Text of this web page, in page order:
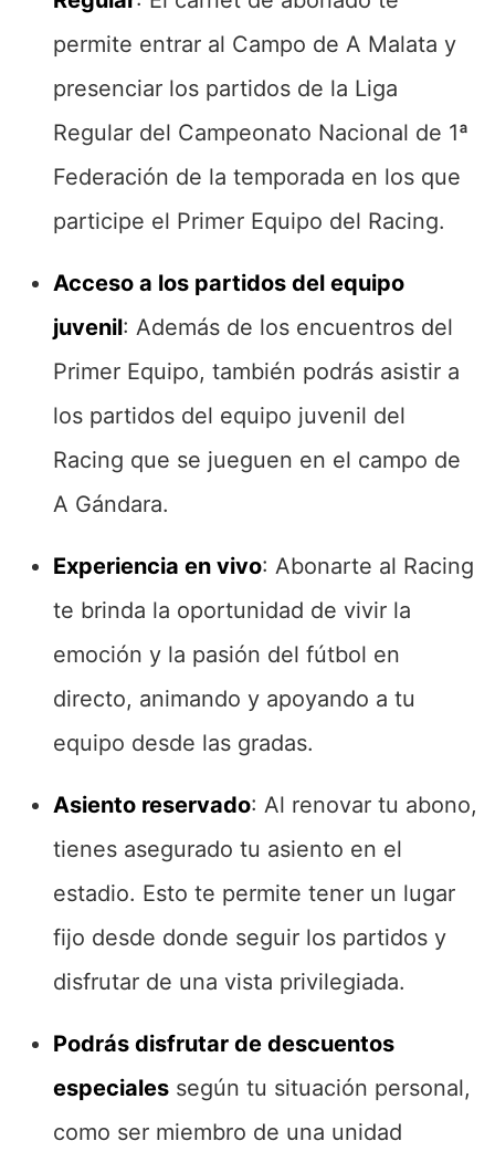
permite entrar al Campo de A Malata y
presenciar los partidos de la Liga
Regular del Campeonato Nacional de 1ª
Federación de la temporada en los que
participe el Primer Equipo del Racing.
Acceso a los partidos del equipo
juvenil: Además de los encuentros del
Primer Equipo, también podrás asistir a
los partidos del equipo juvenil del
Racing que se jueguen en el campo de
A Gándara.
Experiencia en vivo: Abonarte al Racing
te brinda la oportunidad de vivir la
emoción y la pasión del fútbol en
directo, animando y apoyando a tu
equipo desde las gradas.
Asiento reservado: Al renovar tu abono,
tienes asegurado tu asiento en el
estadio. Esto te permite tener un lugar
fijo desde donde seguir los partidos y
disfrutar de una vista privilegiada.
Podrás disfrutar de descuentos
especiales según tu situación personal,
como ser miembro de una unidad